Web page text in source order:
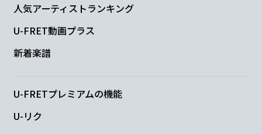
人気アーティストランキング
U-FRET動画プラス
新着楽譜
U-FRETプレミアムの機能
U-リク